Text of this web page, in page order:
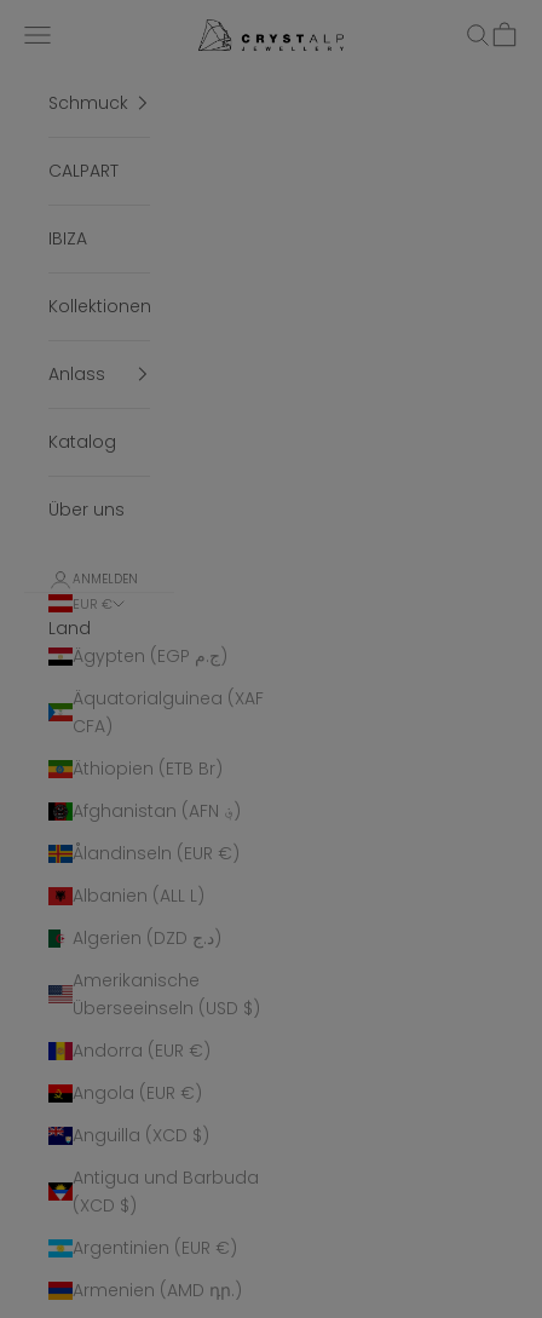
crystalpjewelry
Menü Suchen
Schmuck
CALPART
IBIZA
Kollektionen
Anlass
Katalog
Über uns
ANMELDEN
EUR €
Land
Ägypten (EGP ج.م)
Äquatorialguinea (XAF
CFA)
Äthiopien (ETB Br)
Afghanistan (AFN ؋)
Ålandinseln (EUR €)
Albanien (ALL L)
Algerien (DZD د.ج)
Amerikanische
Überseeinseln (USD $)
Andorra (EUR €)
Angola (EUR €)
Anguilla (XCD $)
Antigua und Barbuda
(XCD $)
Argentinien (EUR €)
Armenien (AMD դր.)